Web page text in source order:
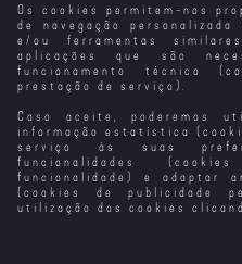
Os cookies permitem-nos
de navegação
e/ou ferramentas
aplicações que são
funcionamento técnico
prestação de serviço).
Caso aceite, poderemos
informação estatística
serviço às suas
funcionalidades
funcionalidade) e adaptar
(cookies de publicidade
utilização dos cookies